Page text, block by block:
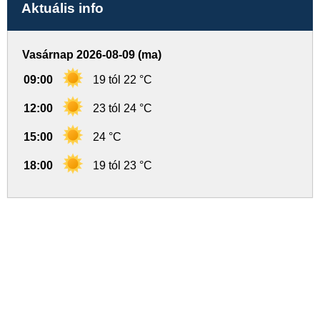
Aktuális info
Vasárnap 2026-08-09 (ma)
09:00 19 tól 22 °C
12:00 23 tól 24 °C
15:00 24 °C
18:00 19 tól 23 °C